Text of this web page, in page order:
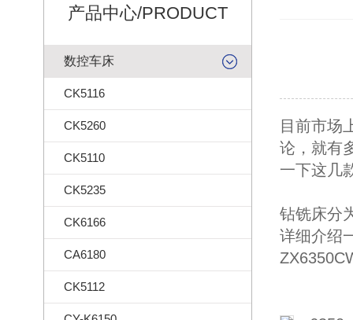
产品中心/PRODUCT
数控车床
CK5116
CK5260
CK5110
CK5235
CK6166
CA6180
CK5112
目前市场
论，就有
一下这几
钻铣床分
详细介绍